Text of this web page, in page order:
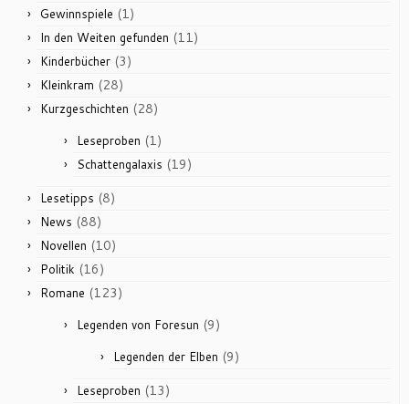
Gewinnspiele (1)
In den Weiten gefunden (11)
Kinderbücher (3)
Kleinkram (28)
Kurzgeschichten (28)
Leseproben (1)
Schattengalaxis (19)
Lesetipps (8)
News (88)
Novellen (10)
Politik (16)
Romane (123)
Legenden von Foresun (9)
Legenden der Elben (9)
Leseproben (13)